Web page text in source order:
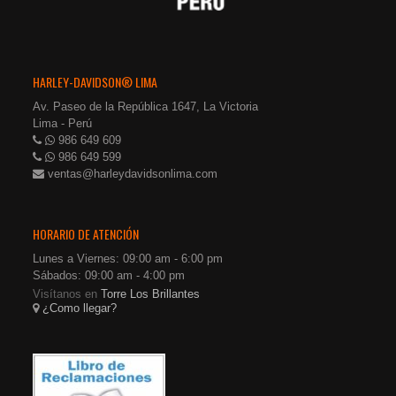
HARLEY-DAVIDSON® LIMA
Av. Paseo de la República 1647, La Victoria
Lima - Perú
986 649 609
986 649 599
ventas@harleydavidsonlima.com
HORARIO DE ATENCIÓN
Lunes a Viernes: 09:00 am - 6:00 pm
Sábados: 09:00 am - 4:00 pm
Visítanos enTorre Los Brillantes
¿Como llegar?